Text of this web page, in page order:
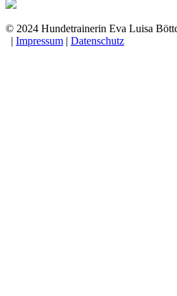
© 2024 Hundetrainerin Eva Luisa
| Impressum | Datenschutz